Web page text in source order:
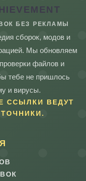
БЕЗ РЕКЛАМЫ
сборок, модов и
Мы обновляем
файлов и
тебе не пришлось
и вирусы.
ССЫЛКИ ВЕДУТ